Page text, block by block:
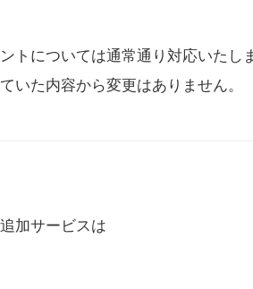
トについては通常通り対応いたし
いた内容から変更はありません。
加サービスは